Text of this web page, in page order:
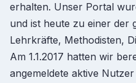
erhalten. Unser Portal
und ist heute zu einer
Lehrkräfte, Methodisten,
Am 1.1.2017 hatten wir
angemeldete aktive